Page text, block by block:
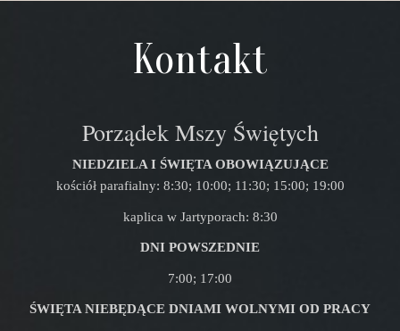
Kontakt
Porządek Mszy Świętych
NIEDZIELA I ŚWIĘTA OBOWIĄZUJĄCE
kościół parafialny: 8:30; 10:00; 11:30; 15:00; 19:00
kaplica w Jartyporach: 8:30
DNI POWSZEDNIE
7:00; 17:00
ŚWIĘTA NIEBĘDĄCE DNIAMI WOLNYMI OD PRACY